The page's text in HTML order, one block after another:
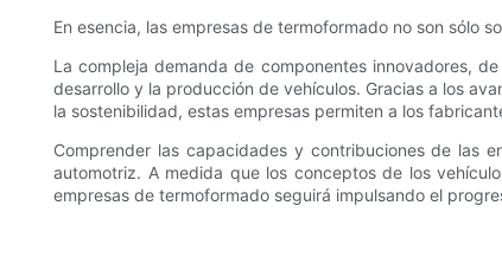
En esencia, las empresas de termoformado no son sólo
La compleja demanda de componentes innovadores,
desarrollo y la producción de vehículos. Gracias a los
la sostenibilidad, estas empresas permiten a los
Comprender las capacidades y contribuciones de las
automotriz. A medida que los conceptos de los
empresas de termoformado seguirá impulsando el